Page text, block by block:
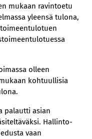
mukaan ravintoetu
yleensä tulona,
olleen
kohtuullisia
palautti asian
Hallinto-
vaan